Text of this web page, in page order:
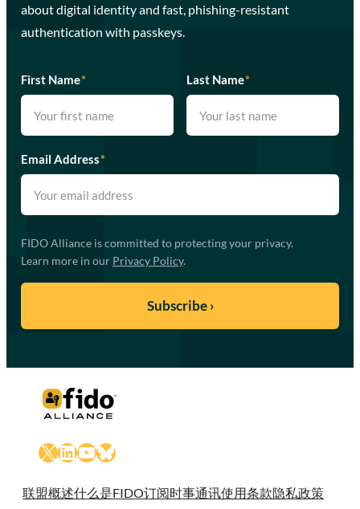
about digital identity and fast, phishing-resistant
authentication with passkeys.
First Name* Last Name*
Email Address*
FIDO Alliance is committed to protecting your privacy.
Learn more in our Privacy Policy.
X LinkedIn
YouTube
Bluesky
联盟概述什么是FIDO订阅时事通讯使用条款隐私政策